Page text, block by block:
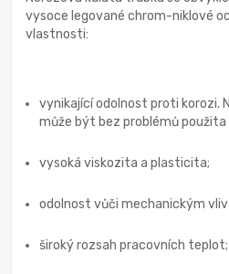
vysoce legované chrom-niklové
vlastnosti:
vynikající odolnost proti korozi.
může být bez problémů
vysoká viskozita a plasticita;
odolnost vůči mechanickým
široký rozsah pracovních teplot;